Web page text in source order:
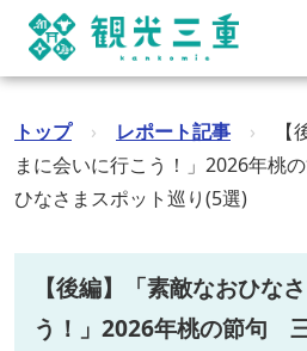
トップ › レポート記事 ›
まに会いに行こう！」2026年桃
ひなさまスポット巡り(5選)
【後編】「素敵なおひな
う！」2026年桃の節句